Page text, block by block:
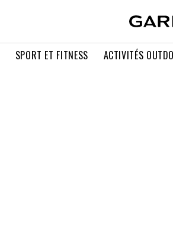
SPORT ET FITNESS ACTIVITÉS